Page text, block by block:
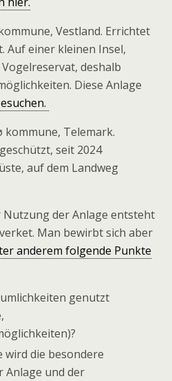
Vestland. Errichtet
Auf einer kleinen Insel,
deshalb
Diese Anlage
kommune, Telemark.
seit 2024
auf dem Landweg
der Anlage entsteht
Man bewirbt sich aber
anderem folgende Punkte
genutzt
wird die besondere
Anlage und der